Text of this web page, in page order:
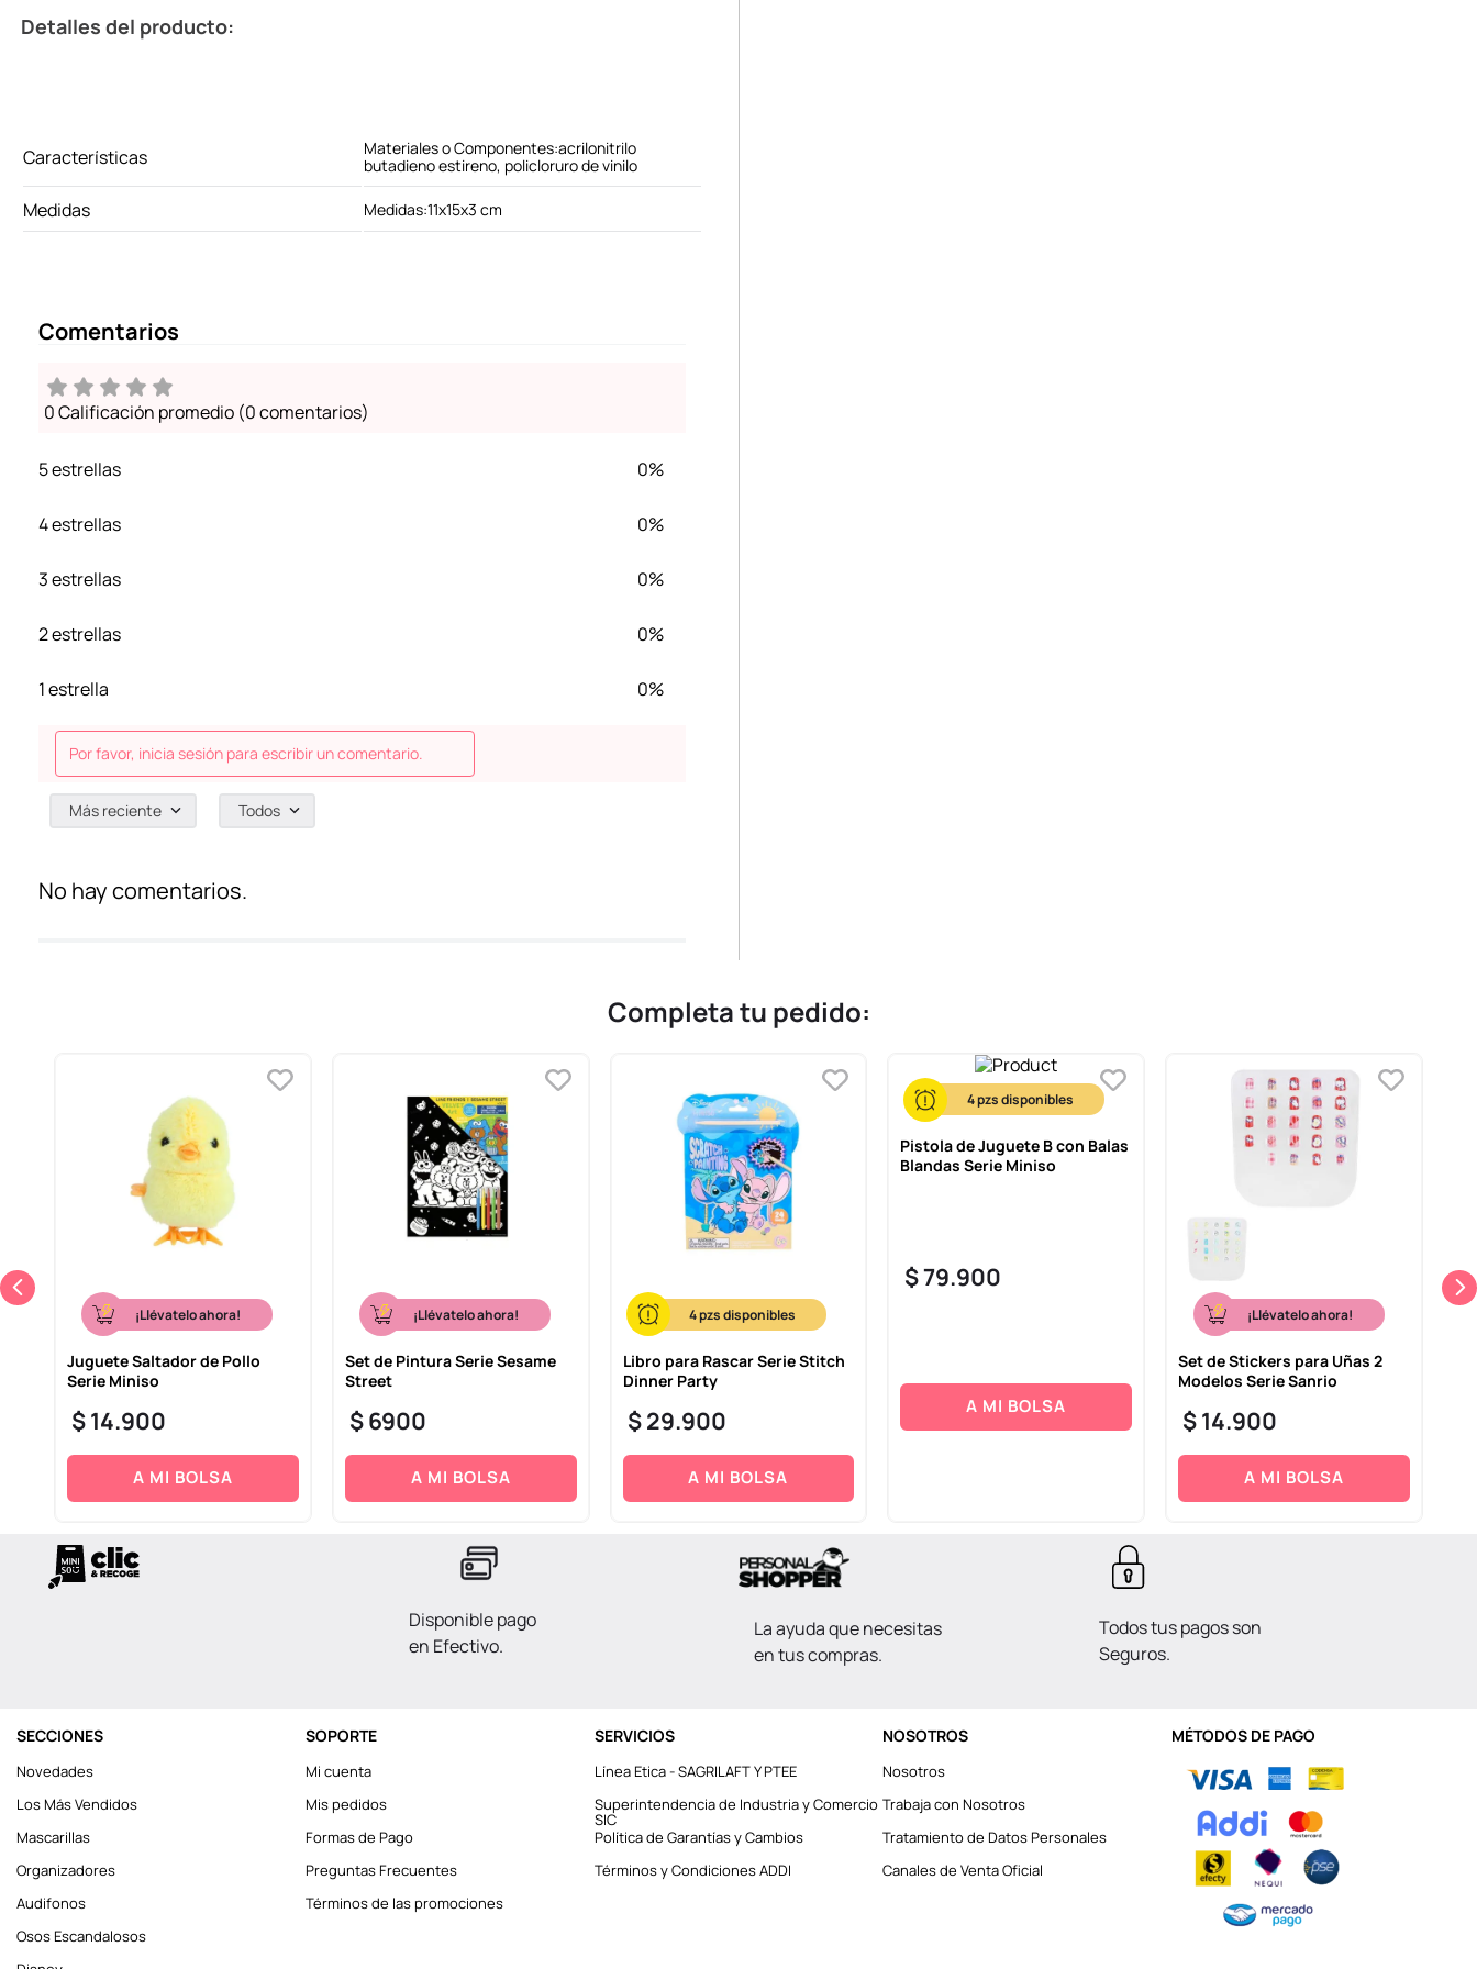
Detalles del producto:
Características
Materiales o Componentes:acrilonitrilo
butadieno estireno, policloruro de vinilo
Medidas Medidas:11x15x3 cm
Comentarios
0 Calificación promedio (0 comentarios)
5 estrellas 0%
4 estrellas 0%
3 estrellas 0%
2 estrellas 0%
1 estrella 0%
Por favor, inicia sesión para escribir un comentario.
Más reciente Todos
No hay comentarios.
Completa tu pedido:
¡Llévatelo ahora!
Juguete Saltador de Pollo
Serie Miniso
$14.900
A MI BOLSA
¡Llévatelo ahora!
Set de Pintura Serie Sesame
Street
$6900
A MI BOLSA
4
Libro para Rascar Serie Stitch
Dinner Party
$29.900
A MI BOLSA
4
Pistola de Juguete B con Balas
Blandas Serie Miniso
$79.900
A MI BOLSA
¡Llévatelo ahora!
Set de Stickers para Uñas 2
Modelos Serie Sanrio
$14.900
A MI BOLSA
Disponible pago
en Efectivo.
La ayuda que necesitas
en tus compras.
Todos tus pagos son
Seguros.
SECCIONES
Novedades
Los Más Vendidos
Mascarillas
Organizadores
Audifonos
Osos Escandalosos
SOPORTE
Mi cuenta
Mis pedidos
Formas de Pago
Preguntas Frecuentes
Términos de las promociones
SERVICIOS
Línea Etica - SAGRILAFT Y PTEE
Superintendencia de Industria y Comercio
SIC
Política de Garantías y Cambios
Términos y Condiciones ADDI
NOSOTROS
Nosotros
Trabaja con Nosotros
Tratamiento de Datos Personales
Canales de Venta Oficial
MÉTODOS DE PAGO